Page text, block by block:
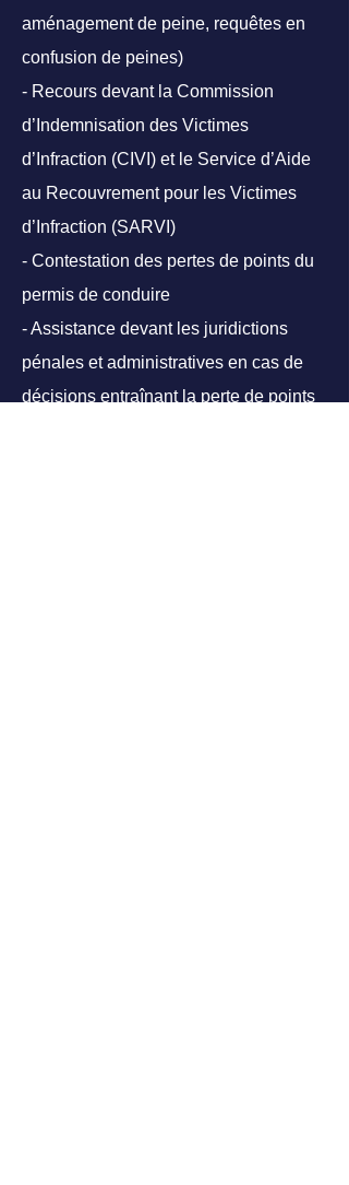
aménagement de peine, requêtes en
confusion de peines)
- Recours devant la Commission
d’Indemnisation des Victimes
d’Infraction (CIVI) et le Service d’Aide
au Recouvrement pour les Victimes
d’Infraction (SARVI)
- Contestation des pertes de points du
permis de conduire
- Assistance devant les juridictions
pénales et administratives en cas de
décisions entraînant la perte de points